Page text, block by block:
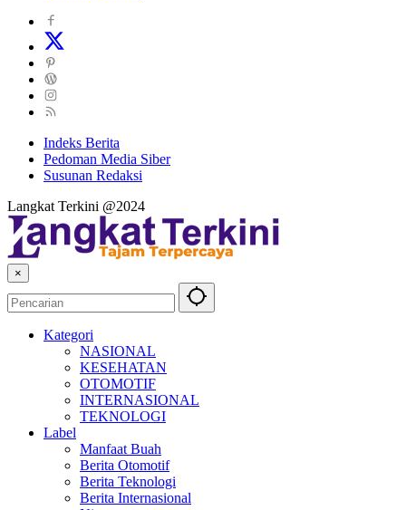
Indeks Berita
Pedoman Media Siber
Susunan Redaksi
Langkat Terkini @2024
×
Kategori
NASIONAL
KESEHATAN
OTOMOTIF
INTERNASIONAL
TEKNOLOGI
Label
Manfaat Buah
Berita Otomotif
Berita Teknologi
Berita Internasional